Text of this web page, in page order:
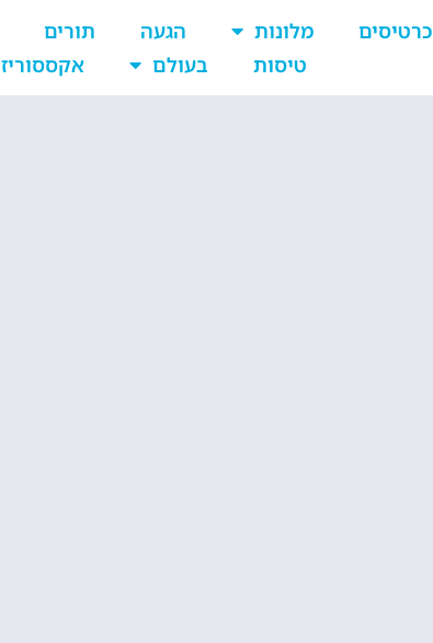
כרטיסים מלונות הגעה תורים
טיסות
בעולם אקססוריז